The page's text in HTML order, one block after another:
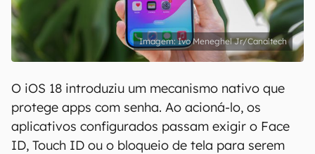
Ivo Meneghel Jr/Canaltech
O iOS 18 introduziu um mecanismo nativo que
protege apps com senha. Ao acioná-lo, os
aplicativos configurados passam exigir o Face
ID, Touch ID ou o bloqueio de tela para serem